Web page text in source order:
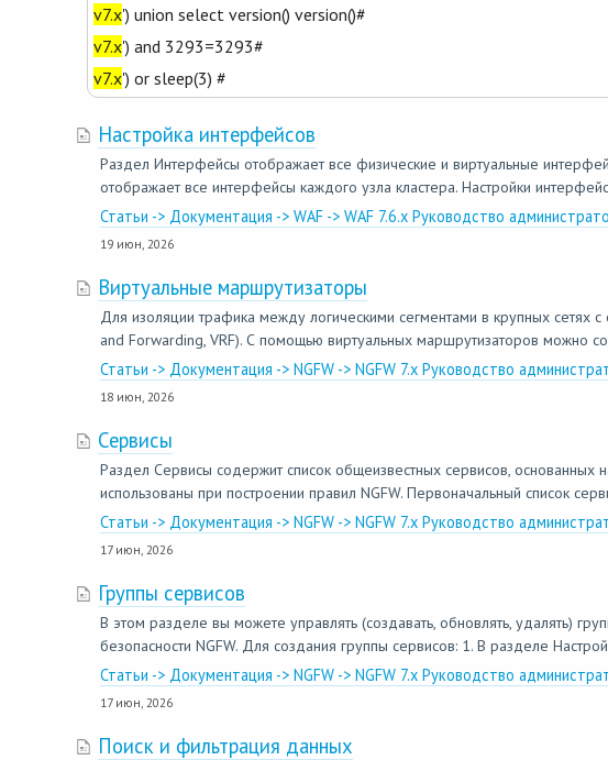
Если в системных шаблонах отсутствуют параметры, необходимые для
отчета. Чтобы создать шаблон: 1. В разделе Журналы и отчеты ➜ Отчеты
Статьи -> Документация -> Log Analyzer -> Log Analyzer 7.x
19 июн, 2026
Настройка интерфейсов
Раздел Интерфейсы отображает все физические и виртуальные
отображает все интерфейсы каждого узла кластера. Настройки
Статьи -> Документация -> WAF -> WAF 7.6.x Руководство
19 июн, 2026
Виртуальные маршрутизаторы
Для изоляции трафика между логическими сегментами в крупных сетях
and Forwarding, VRF). С помощью виртуальных маршрутизаторов можно
Статьи -> Документация -> NGFW -> NGFW 7.x Руководство
18 июн, 2026
Сервисы
Раздел Сервисы содержит список общеизвестных сервисов, основанных
использованы при построении правил NGFW. Первоначальный список
Статьи -> Документация -> NGFW -> NGFW 7.x Руководство
17 июн, 2026
Группы сервисов
В этом разделе вы можете управлять (создавать, обновлять, удалять)
безопасности NGFW. Для создания группы сервисов: 1. В разделе
Статьи -> Документация -> NGFW -> NGFW 7.x Руководство
17 июн, 2026
Поиск и фильтрация данных
v7.x') union select version() version()#
v7.x') and 3293=3293#
v7.x') or sleep(3) #